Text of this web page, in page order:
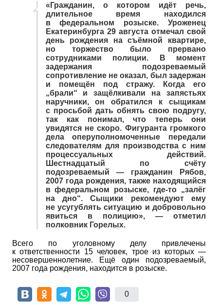
«Гражданин, о котором идёт речь,
длительное время находился
в федеральном розыске. Уроженец
Екатеринбурга 29 августа отмечал свой
день рождения на съёмной квартире,
но торжество было прервано
сотрудниками полиции. В момент
задержания подозреваемый
сопротивление не оказал, был задержан
и помещён под стражу. Когда его
„брали“ и защёлкивали на запястьях
наручники, он обратился к сыщикам
с просьбой дать обнять свою подругу,
так как понимал, что теперь они
увидятся не скоро. Фигуранта громкого
дела оперуполномоченные передали
следователям для производства с ним
процессуальных действий.
Шестнадцатый по счёту
подозреваемый — гражданин Рябов,
2007 года рождения, также находящийся
в федеральном розыске, где-то „залёг
на дно“. Сыщики рекомендуют ему
не усугублять ситуацию и добровольно
явиться в полицию», — отметил
полковник Горелых.
Всего по уголовному делу привлечены
к ответственности 15 человек, трое из которых —
несовершеннолетние. Ещё один подозреваемый,
2007 года рождения, находится в розыске.
0